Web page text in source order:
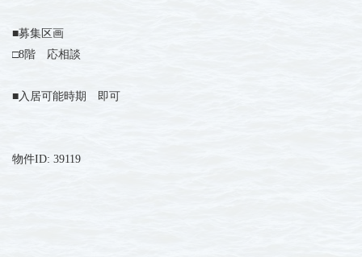
■募集区画
□8階 応相談
■入居可能時期 即可
物件ID: 39119